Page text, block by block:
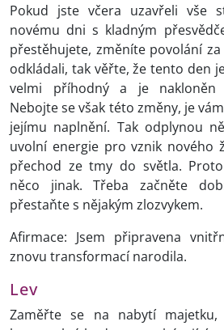
Pokud jste včera uzavřeli vše
novému dni s kladným
přestěhujete, změníte povolání
odkládali, tak věřte, že tento den
velmi příhodný a je nakloněn
Nebojte se však této změny, je
jejímu naplnění. Tak odplynou
uvolní energie pro vznik nového
přechod ze tmy do světla.
něco jinak. Třeba začněte
přestaňte s nějakým zlozvykem.
Afirmace: Jsem připravena
znovu transformací narodila.
Lev
Zaměřte se na nabytí